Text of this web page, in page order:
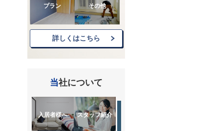
プラン その他
詳しくはこちら
当社について
入居者様へ スタッフ紹介